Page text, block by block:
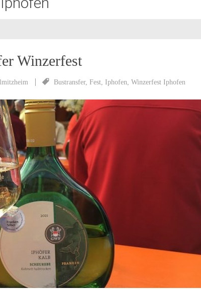
Winzerfest
Bustransfer, Fest, Iphofen, Winzerfest Iphofen